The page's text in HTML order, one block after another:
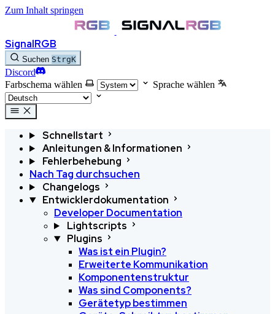
Zum Inhalt springen
SignalRGB
Suchen StrgK
Discord
Farbschema wählen
Sprache wählen
Schnellstart
Anleitungen & Informationen
Fehlerbehebung
Nach Tag durchsuchen
Changelogs
Entwicklerdokumentation
Developer Documentation
Lightscripts
Plugins
Was ist ein Plugin?
Erweiterte Kommunikation
Komponentenstruktur
Was sind Components?
Gerätetyp bestimmen